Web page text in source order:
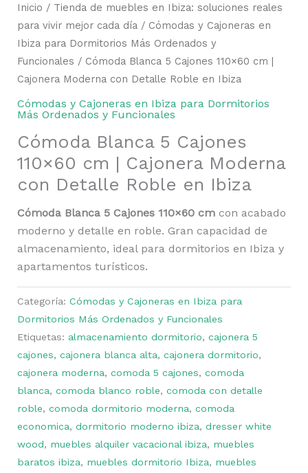
Inicio / Tienda de muebles en Ibiza: soluciones reales
para vivir mejor cada día/ Cómodas y Cajoneras en
Ibiza para Dormitorios Más Ordenados y
Funcionales / Cómoda Blanca 5 Cajones 110×60 cm |
Cajonera Moderna con Detalle Roble en Ibiza
Cómodas y Cajoneras en Ibiza para Dormitorios
Más Ordenados y Funcionales
Cómoda Blanca 5 Cajones
110×60 cm | Cajonera Moderna
con Detalle Roble en Ibiza
Cómoda Blanca 5 Cajones 110×60 cmcon acabado
moderno y detalle en roble. Gran capacidad de
almacenamiento, ideal para dormitorios en Ibiza y
apartamentos turísticos.
Categoría: Cómodas y Cajoneras en Ibiza para
Dormitorios Más Ordenados y Funcionales
Etiquetas: almacenamiento dormitorio, cajonera 5
cajones, cajonera blanca alta, cajonera dormitorio,
cajonera moderna, comoda 5 cajones, comoda
blanca, comoda blanco roble, comoda con detalle
roble, comoda dormitorio moderna, comoda
economica, dormitorio moderno ibiza, dresser white
wood, muebles alquiler vacacional ibiza, muebles
baratos ibiza, muebles dormitorio Ibiza, muebles